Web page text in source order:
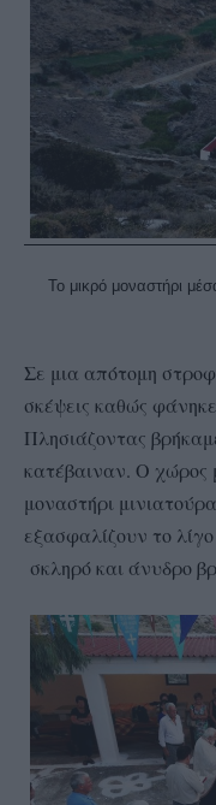
Το μικρό μοναστήρι
Σε μια απότομη
σκέψεις καθώς
Πλησιάζοντας
κατέβαιναν. Ο χώρος
μοναστήρι
εξασφαλίζουν το
σκληρό και άνυδρο